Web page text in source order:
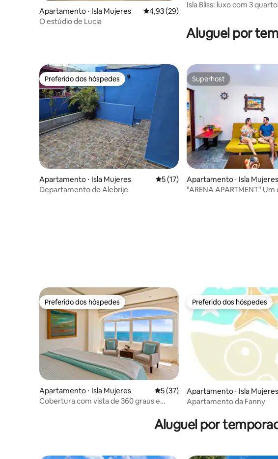
Apartamento ⋅ Isla Mujeres 4,93 de uma avaliação média de 5, 29
4,93 (29)
O estúdio de Lucia
Isla Bliss: luxo com 3
Aluguel por
Preferido dos hóspedes
Preferido dos hóspedes
Apartamento ⋅ Isla Mujeres 5 de uma avaliação média de 5, 17
5 (17)
Departamento de Alebrije
Superhost
Superhost
Apartamento ⋅ Isla Mujeres
"ARENA APARTMENT"
Preferido dos hóspedes
Preferido dos hóspedes
Apartamento ⋅ Isla Mujeres 5 de uma avaliação média de 5, 37
5 (37)
Cobertura com vista de 360 graus e
Preferido dos hóspedes
Preferido dos hóspedes
Apartamento ⋅ Isla Mujeres
Apartamento da Fanny
Aluguel por